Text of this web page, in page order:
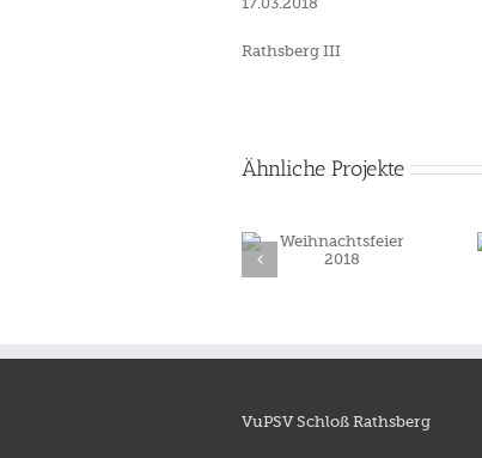
Rathsberg III
Ähnliche Projekte
Holzpferdturnier
VuPSV Schloß Rathsberg